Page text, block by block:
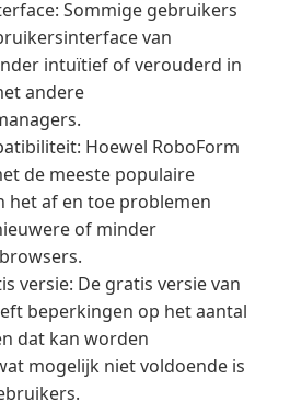
Sommige gebruikers
van
intuïtief of verouderd in
andere
Hoewel RoboForm
de meeste populaire
het af en toe problemen
of minder
versie: De gratis versie van
beperkingen op het aantal
dat kan worden
mogelijk niet voldoende is